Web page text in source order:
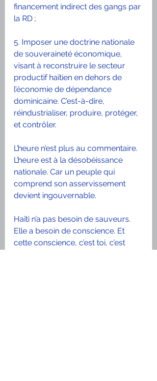
financement indirect des gangs par
la RD ;
5. Imposer une doctrine nationale
de souveraineté économique,
visant à reconstruire le secteur
productif haïtien en dehors de
l’économie de dépendance
dominicaine. C’est-à-dire,
réindustrialiser, produire, protéger,
et contrôler.
L’heure n’est plus au commentaire.
L’heure est à la désobéissance
nationale. Car un peuple qui
comprend son asservissement
devient ingouvernable.
Haïti n’a pas besoin de sauveurs.
Elle a besoin de conscience. Et
cette conscience, c’est toi, c’est